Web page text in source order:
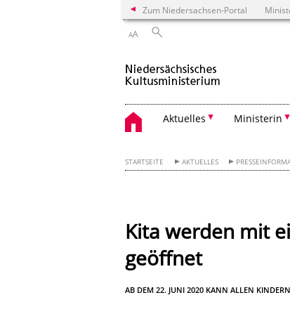
Zum Niedersachsen-Portal
AA
Aktuelles Ministerin
STARTSEITE AKTUELLES
Kita werden mit
geöffnet
AB DEM 22. JUNI 2020 KANN ALLEN